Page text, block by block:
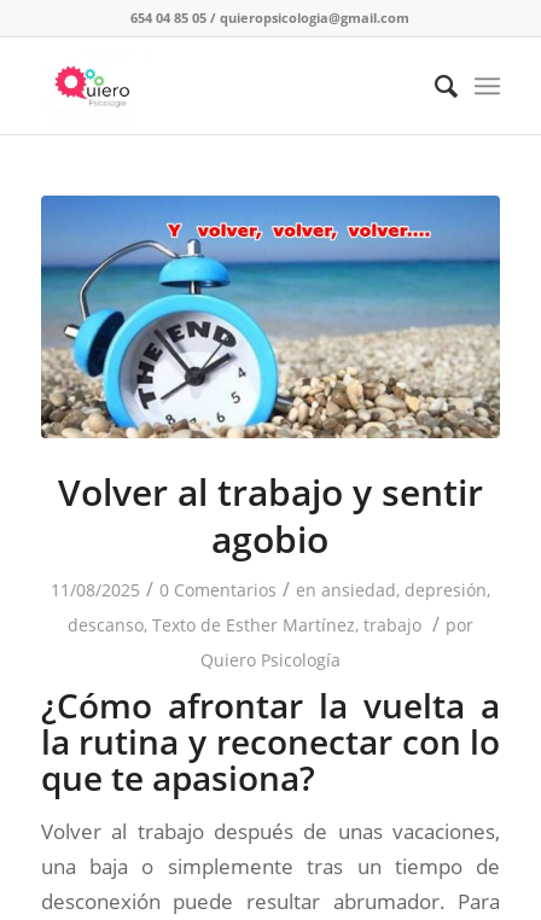
654 04 85 05 /quieropsicologia@gmail.com
Volver al trabajo y sentir
agobio
11/08/2025 / 0 Comentarios / en ansiedad, depresión,
descanso, Texto de Esther Martínez, trabajo / por
Quiero Psicología
¿Cómo afrontar la vuelta a
la rutina y reconectar con lo
que te apasiona?
Volver al trabajo después de unas vacaciones,
una baja o simplemente tras un tiempo de
desconexión puede resultar abrumador. Para